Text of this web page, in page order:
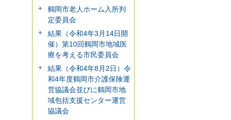
鶴岡市老人ホーム入所判
定委員会
結果（令和4年3月14日開
催）第10回鶴岡市地域医
療を考える市民委員会
結果（令和4年8月2日）令
和4年度鶴岡市介護保険運
営協議会並びに鶴岡市地
域包括支援センター運営
協議会